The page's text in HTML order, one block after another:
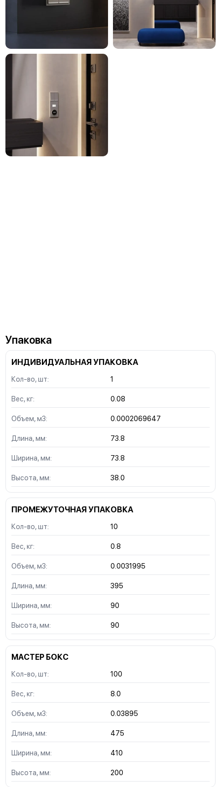
Упаковка
ИНДИВИДУАЛЬНАЯ УПАКОВКА
Кол-во, шт: 1
Вес, кг: 0.08
Объем, м3: 0.0002069647
Длина, мм: 73.8
Ширина, мм: 73.8
Высота, мм: 38.0
ПРОМЕЖУТОЧНАЯ УПАКОВКА
Кол-во, шт: 10
Вес, кг: 0.8
Объем, м3: 0.0031995
Длина, мм: 395
Ширина, мм: 90
Высота, мм: 90
МАСТЕР БОКС
Кол-во, шт: 100
Вес, кг: 8.0
Объем, м3: 0.03895
Длина, мм: 475
Ширина, мм: 410
Высота, мм: 200